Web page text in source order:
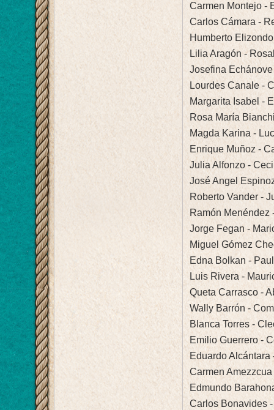
Carmen Montejo -
Carlos Cámara -
Humberto
Lilia Aragón -
Josefina
Lourdes Canale -
Margarita Isabel -
Rosa María
Magda Karina -
Enrique Muñoz -
Julia Alfonzo -
José Angel
Roberto Vander -
Ramón Menéndez
Jorge Fegan -
Miguel Gómez
Edna Bolkan -
Luis Rivera -
Queta Carrasco -
Wally Barrón -
Blanca Torres -
Emilio Guerrero -
Eduardo Alcántara
Carmen
Edmundo
Carlos Bonavides